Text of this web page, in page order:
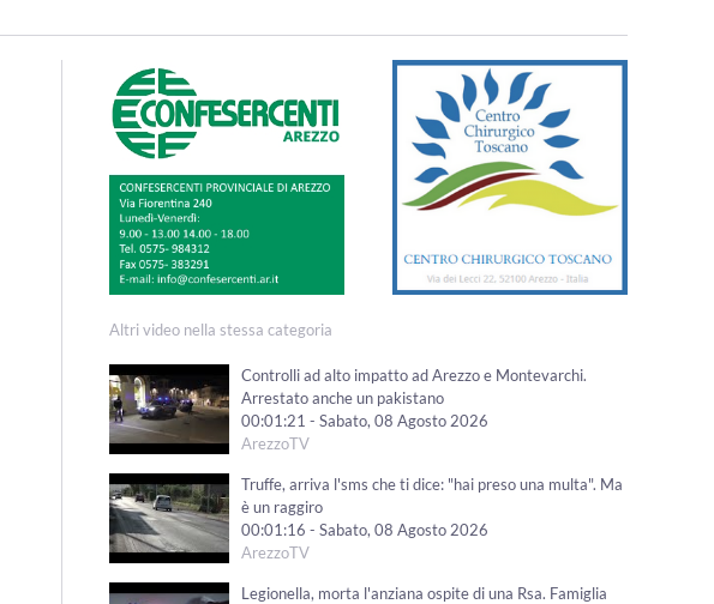
Altri video nella stessa categoria
Controlli ad alto impatto ad Arezzo e Montevarchi.
Arrestato anche un pakistano
00:01:21 - Sabato, 08 Agosto 2026
ArezzoTV
Truffe, arriva l'sms che ti dice: "hai preso una multa". Ma
è un raggiro
00:01:16 - Sabato, 08 Agosto 2026
ArezzoTV
Legionella, morta l'anziana ospite di una Rsa. Famiglia